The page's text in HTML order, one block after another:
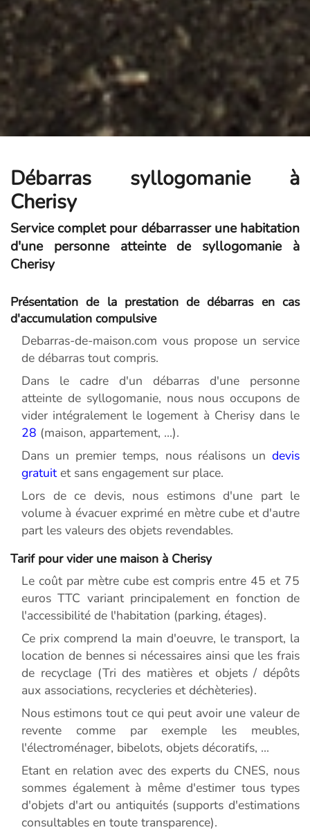
Débarras syllogomanie à
Cherisy
Service complet pour débarrasser une habitation
d'une personne atteinte de syllogomanie à
Cherisy
Présentation de la prestation de débarras en cas
d'accumulation compulsive
Debarras-de-maison.com vous propose un service
de débarras tout compris.
Dans le cadre d'un débarras d'une personne
atteinte de syllogomanie, nous nous occupons de
vider intégralement le logement à Cherisy dans le
28 (maison, appartement, ...).
Dans un premier temps, nous réalisons un devis
gratuitet sans engagement sur place.
Lors de ce devis, nous estimons d'une part le
volume à évacuer exprimé en mètre cube et d'autre
part les valeurs des objets revendables.
Tarif pour vider une maison à Cherisy
Le coût par mètre cube est compris entre 45 et 75
euros TTC variant principalement en fonction de
l'accessibilité de l'habitation (parking, étages).
Ce prix comprend la main d'oeuvre, le transport, la
location de bennes si nécessaires ainsi que les frais
de recyclage (Tri des matières et objets / dépôts
aux associations, recycleries et déchèteries).
Nous estimons tout ce qui peut avoir une valeur de
revente comme par exemple les meubles,
l'électroménager, bibelots, objets décoratifs, ...
Etant en relation avec des experts du CNES, nous
sommes également à même d'estimer tous types
d'objets d'art ou antiquités (supports d'estimations
consultables en toute transparence).